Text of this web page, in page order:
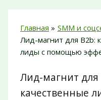
Главная
SMM и
Лид-магнит для B2b:
лиды с помощью
Лид-магнит для
качественные